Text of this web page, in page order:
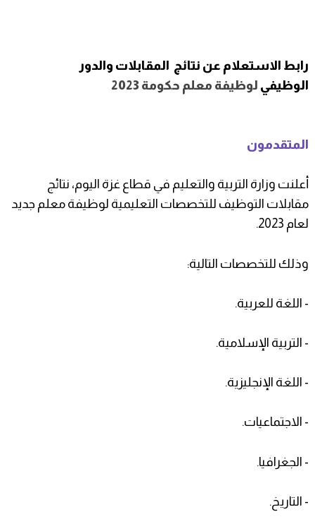
رابط الاستعلام عن نتائج المقابلات والدور
الوظيفي لوظيفة معلم حكومة 2023
المتقدمون
أعلنت وزارة التربية والتعليم في قطاع غزة اليوم، نتائج
مقابلات التوظيف للتخصصات التعليمية لوظيفة معلم جديد
لعام 2023.
وذلك للتخصصات التالية:
- اللغة للعربية.
- التربية الإسلامية.
- اللغة الإنجليزية.
- الاجتماعيات.
- الجغرافيا.
- التاريخ.